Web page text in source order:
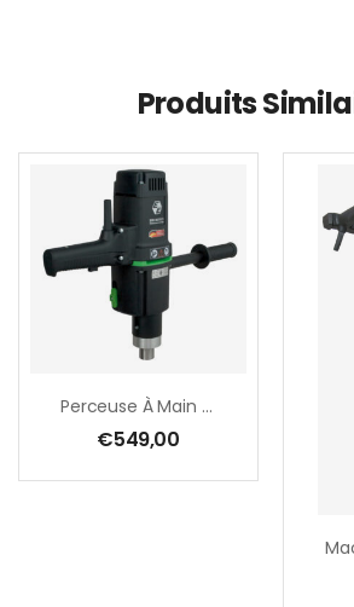
Produits
Perceuse À Main EHB 32/4.2 – 1700 W
€549,00